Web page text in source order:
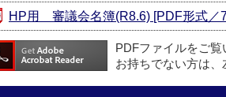
HP用 審議会名簿(R8.6) [PDF形式／
PDFファイルをご覧
お持ちでない方は